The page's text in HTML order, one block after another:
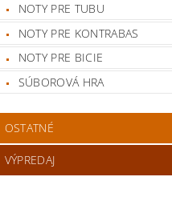
NOTY PRE TUBU
NOTY PRE KONTRABAS
NOTY PRE BICIE
SÚBOROVÁ HRA
OSTATNÉ
VÝPREDAJ